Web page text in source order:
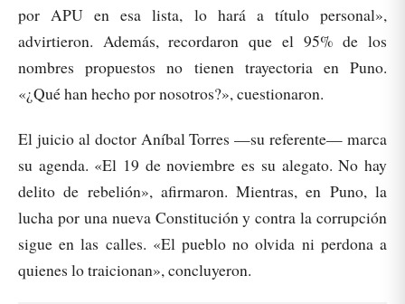
por APU en esa lista, lo hará a título personal»,
advirtieron. Además, recordaron que el 95% de los
nombres propuestos no tienen trayectoria en Puno.
«¿Qué han hecho por nosotros?», cuestionaron.
El juicio al doctor Aníbal Torres —su referente— marca
su agenda. «El 19 de noviembre es su alegato. No hay
delito de rebelión», afirmaron. Mientras, en Puno, la
lucha por una nueva Constitución y contra la corrupción
sigue en las calles. «El pueblo no olvida ni perdona a
quienes lo traicionan», concluyeron.